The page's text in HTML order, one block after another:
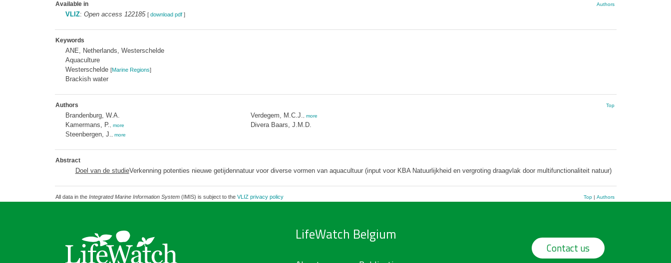
Available in Authors
VLIZ: Open access 122185 [ download pdf]
Keywords
ANE, Netherlands, Westerschelde
Aquaculture
Westerschelde [Marine Regions]
Brackish water
Authors Top
Brandenburg, W.A.
Kamermans, P.
more
Steenbergen, J. more
Verdegem, M.C.J. more
Divera Baars, J.M.D.
Abstract
Doel van de studieVerkenning potenties nieuwe getijdennatuur voor diverse vormen van aquacultuur (input voor KBA Natuurlijkheid en vergroting draagvlak door multifunctionaliteit natuur)
All data in the Integrated Marine Information System(IMIS) is subject to the VLIZ privacy policy Top| Authors
LifeWatch Belgium
Contact us